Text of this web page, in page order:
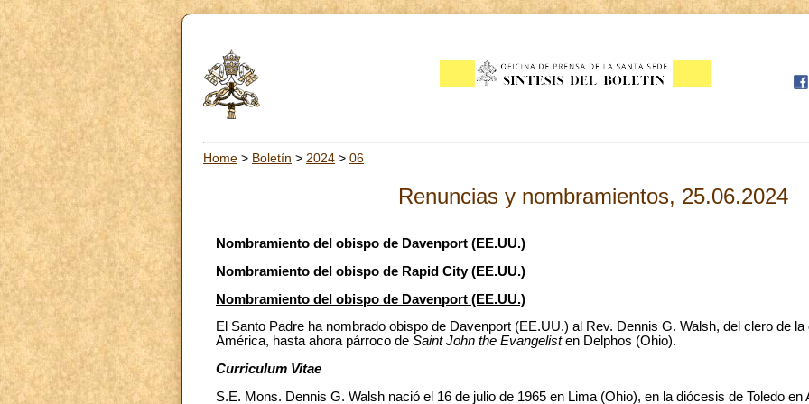
Home > Boletín > 2024 > 06
Renuncias y nombramientos, 25.06.2024
Nombramiento del obispo de Davenport (EE.UU.)
Nombramiento del obispo de Rapid City (EE.UU.)
Nombramiento del obispo de Davenport (EE.UU.)
El Santo Padre ha nombrado obispo de Davenport (EE.UU.) al Rev. Dennis G. Walsh, del clero de la
América, hasta ahora párroco de Saint John the Evangelisten Delphos (Ohio).
Curriculum Vitae
S.E. Mons. Dennis G. Walsh nació el 16 de julio de 1965 en Lima (Ohio), en la diócesis de Toledo